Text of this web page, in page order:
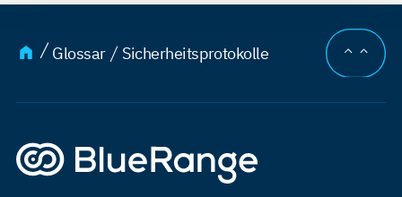
Glossar Sicherheitsprotokolle AN